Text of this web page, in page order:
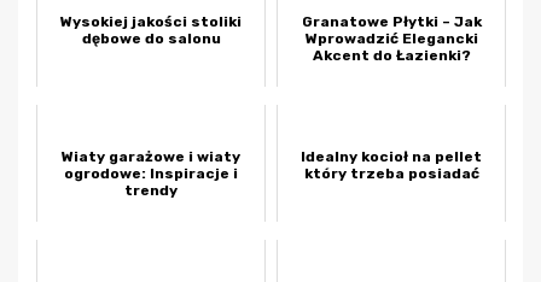
Wysokiej jakości stoliki
dębowe do salonu
Granatowe Płytki – Jak
Wprowadzić Elegancki
Akcent do Łazienki?
Wiaty garażowe i wiaty
ogrodowe: Inspiracje i
trendy
Idealny kocioł na pellet
który trzeba posiadać